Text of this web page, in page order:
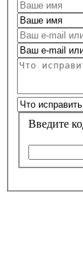
Введите